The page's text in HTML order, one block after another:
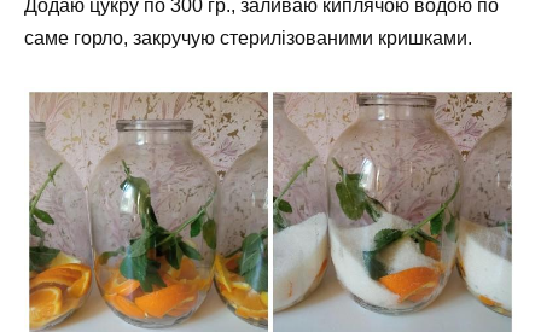
Додаю цукру по 300 гр., заливаю киплячою водою по
саме горло, закручую стерилізованими кришками.